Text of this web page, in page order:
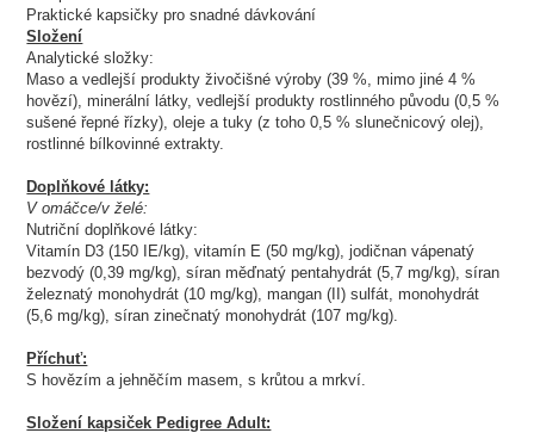
Praktické kapsičky pro snadné dávkování
Složení
Analytické složky:
Maso a vedlejší produkty živočišné výroby (39 %, mimo jiné 4 %
hovězí), minerální látky, vedlejší produkty rostlinného původu (0,5 %
sušené řepné řízky), oleje a tuky (z toho 0,5 % slunečnicový olej),
rostlinné bílkovinné extrakty.
Doplňkové látky:
V omáčce/v želé:
Nutriční doplňkové látky:
Vitamín D3 (150 IE/kg), vitamín E (50 mg/kg), jodičnan vápenatý
bezvodý (0,39 mg/kg), síran měďnatý pentahydrát (5,7 mg/kg), síran
železnatý monohydrát (10 mg/kg), mangan (II) sulfát, monohydrát
(5,6 mg/kg), síran zinečnatý monohydrát (107 mg/kg).
Příchuť:
S hovězím a jehněčím masem, s krůtou a mrkví.
Složení kapsiček Pedigree Adult: